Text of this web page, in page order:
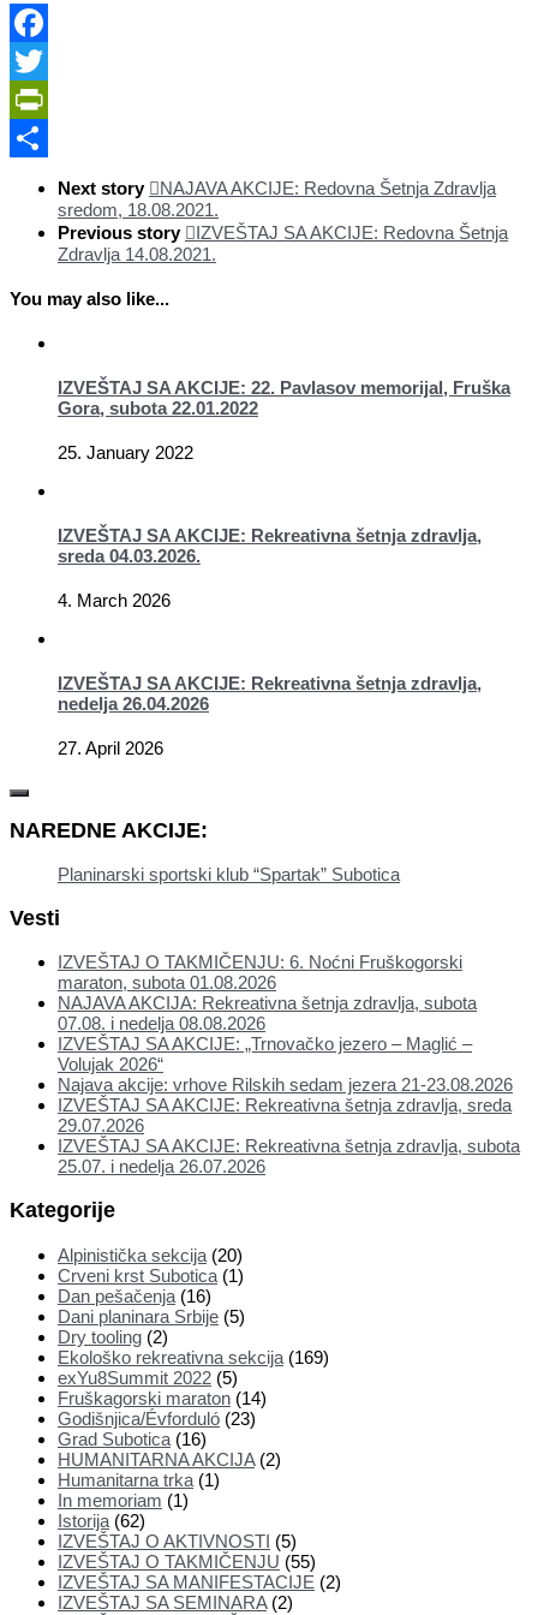
Facebook
Twitter
PrintFriendly
Next story
NAJAVA AKCIJE: Redovna Šetnja Zdravlja
sredom, 18.08.2021.
Previous story
IZVEŠTAJ SA AKCIJE: Redovna Šetnja
Zdravlja 14.08.2021.
You may also like...
IZVEŠTAJ SA AKCIJE: 22. Pavlasov memorijal, Fruška
Gora, subota 22.01.2022
25. January 2022
IZVEŠTAJ SA AKCIJE: Rekreativna šetnja zdravlja,
sreda 04.03.2026.
4. March 2026
IZVEŠTAJ SA AKCIJE: Rekreativna šetnja zdravlja,
nedelja 26.04.2026
27. April 2026
NAREDNE AKCIJE:
Planinarski sportski klub “Spartak” Subotica
Vesti
IZVEŠTAJ O TAKMIČENJU: 6. Noćni Fruškogorski
maraton, subota 01.08.2026
NAJAVA AKCIJA: Rekreativna šetnja zdravlja, subota
07.08. i nedelja 08.08.2026
IZVEŠTAJ SA AKCIJE: „Trnovačko jezero – Maglić –
Volujak 2026“
Najava akcije: vrhove Rilskih sedam jezera 21-23.08.2026
IZVEŠTAJ SA AKCIJE: Rekreativna šetnja zdravlja, sreda
29.07.2026
IZVEŠTAJ SA AKCIJE: Rekreativna šetnja zdravlja, subota
25.07. i nedelja 26.07.2026
Kategorije
Alpinistička sekcija (20)
Crveni krst Subotica (1)
Dan pešačenja (16)
Dani planinara Srbije (5)
Dry tooling (2)
Ekološko rekreativna sekcija (169)
exYu8Summit 2022 (5)
Fruškagorski maraton (14)
Godišnjica/Évforduló (23)
Grad Subotica (16)
HUMANITARNA AKCIJA(2)
Humanitarna trka (1)
In memoriam (1)
Istorija (62)
IZVEŠTAJ O AKTIVNOSTI (5)
IZVEŠTAJ O TAKMIČENJU (55)
IZVEŠTAJ SA MANIFESTACIJE (2)
IZVEŠTAJ SA SEMINARA(2)